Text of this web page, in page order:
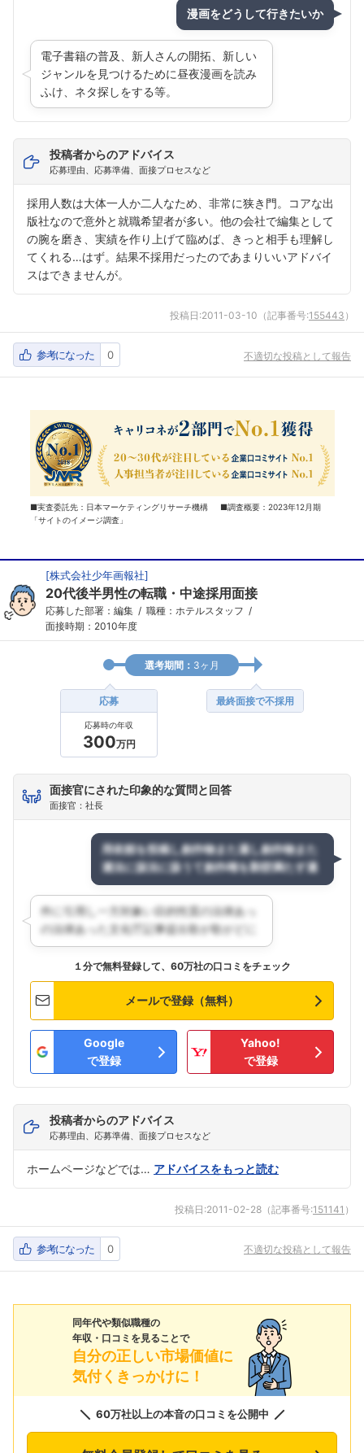
漫画をどうして行きたいか
電子書籍の普及、新人さんの開拓、新しい
ジャンルを見つけるために昼夜漫画を読み
ふけ、ネタ探しをする等。
投稿者からのアドバイス
応募理由、応募準備、面接プロセスなど
採用人数は大体一人か二人なため、非常に狭き門。コアな出
版社なので意外と就職希望者が多い。他の会社で編集として
の腕を磨き、実績を作り上げて臨めば、きっと相手も理解し
てくれる…はず。結果不採用だったのであまりいいアドバイ
スはできませんが。
投稿日:2011-03-10 （記事番号:155443 ）
参考になった 0 不適切な投稿として報告
■実査委託先：日本マーケティングリサーチ機構 ■調査概要：2023年12月期
「サイトのイメージ調査」
[株式会社少年画報社]
20代後半男性の転職・中途採用面接
応募した部署：編集
職種：ホテルスタッフ
面接時期：2010年度
選考期間： 3ヶ月
応募
応募時の年収
300万円
最終面接で不採用
面接官にされた印象的な質問と回答
面接官：社長
１分で無料登録して、60万社の口コミをチェック
メールで登録（無料）
Google
で登録
Yahoo!
で登録
投稿者からのアドバイス
応募理由、応募準備、面接プロセスなど
ホームページなどでは… アドバイスをもっと読む
投稿日:2011-02-28 （記事番号:151141 ）
参考になった 0 不適切な投稿として報告
同年代や類似職種の
年収・口コミを見ることで
自分の正しい市場価値に
気付くきっかけに！
60万社以上の本音の口コミを公開中